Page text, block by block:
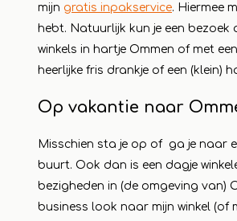
mijn gratis inpakservice. Hiermee
hebt. Natuurlijk kun je een bezoek
winkels in hartje Ommen of met
heerlijke fris drankje of een (klein)
Op vakantie naar
Misschien sta je op of ga je naar
buurt. Ook dan is een dagje
bezigheden in (de omgeving van)
business look naar mijn winkel (of